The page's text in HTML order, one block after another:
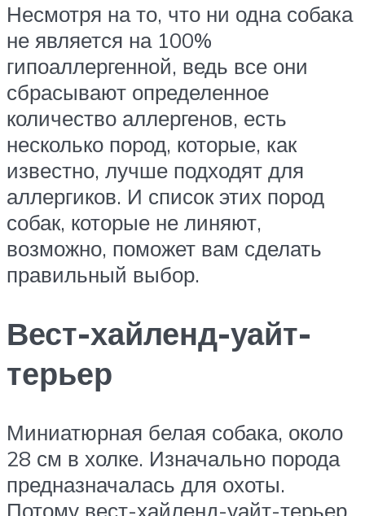
Несмотря на то, что ни одна собака
не является на 100%
гипоаллергенной, ведь все они
сбрасывают определенное
количество аллергенов, есть
несколько пород, которые, как
известно, лучше подходят для
аллергиков. И список этих пород
собак, которые не линяют,
возможно, поможет вам сделать
правильный выбор.
Вест-хайленд-уайт-
терьер
Миниатюрная белая собака, около
28 см в холке. Изначально порода
предназначалась для охоты.
Потому вест-хайленд-уайт-терьер